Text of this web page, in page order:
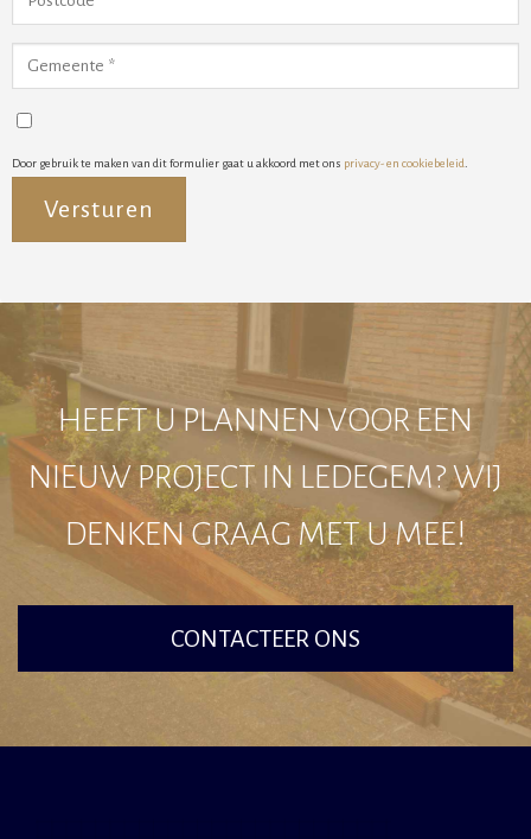
Door gebruik te maken van dit formulier gaat u akkoord met ons privacy- en cookiebeleid
HEEFT U PLANNEN VOOR EEN
NIEUW PROJECT IN LEDEGEM? WIJ
DENKEN GRAAG MET U MEE!
CONTACTEER ONS